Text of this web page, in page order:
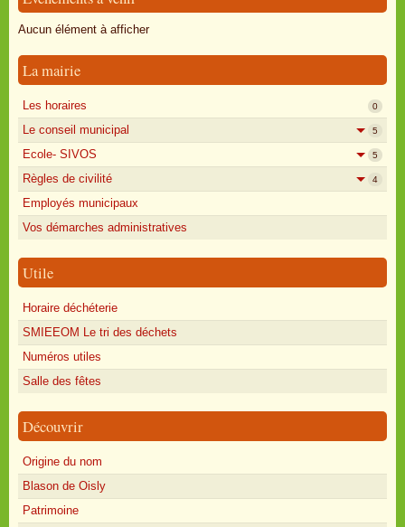
Oisly autrefois
Annonces
Aucun élément à afficher
La mairie
Les horaires 0
Le conseil municipal 5
Ecole- SIVOS 5
Règles de civilité 4
Employés municipaux
Vos démarches administratives
Utile
Horaire déchéterie
SMIEEOM Le tri des déchets
Numéros utiles
Salle des fêtes
Découvrir
Origine du nom
Blason de Oisly
Patrimoine